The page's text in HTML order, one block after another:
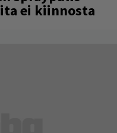
ei kiinnosta